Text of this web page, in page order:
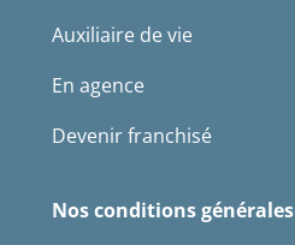
Auxiliaire de vie
En agence
Devenir franchisé
Nos conditions générales